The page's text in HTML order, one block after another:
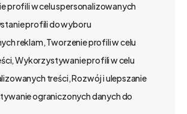
profili w celu spersonalizowanych
profili do wyboru
reklam, Tworzenie profili w celu
Wykorzystywanie profili w celu
treści, Rozwój i ulepszanie
ograniczonych danych do
od 2002 r.
1,15 mln zł.
Polska
44 23